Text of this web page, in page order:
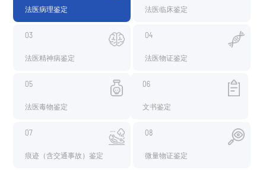
法医病理鉴定 法医临床鉴定
03
法医精神病鉴定
04
法医物证鉴定
05
法医毒物鉴定
06
文书鉴定
07
痕迹（含交通事故）鉴定
08
微量物证鉴定